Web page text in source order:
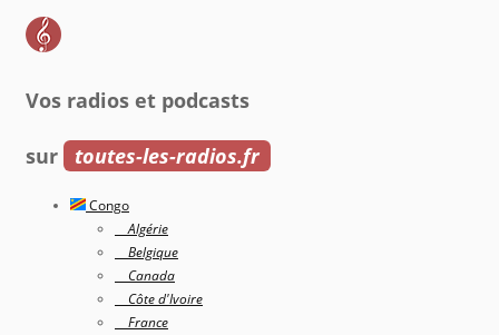
Vos radios et podcasts
sur toutes-les-radios.fr
Congo
Algérie
Belgique
Canada
Côte d'Ivoire
France